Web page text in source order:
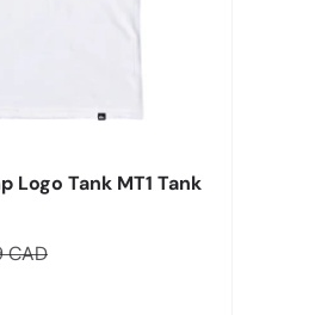
Logo Tank MT1 Tank
CAD